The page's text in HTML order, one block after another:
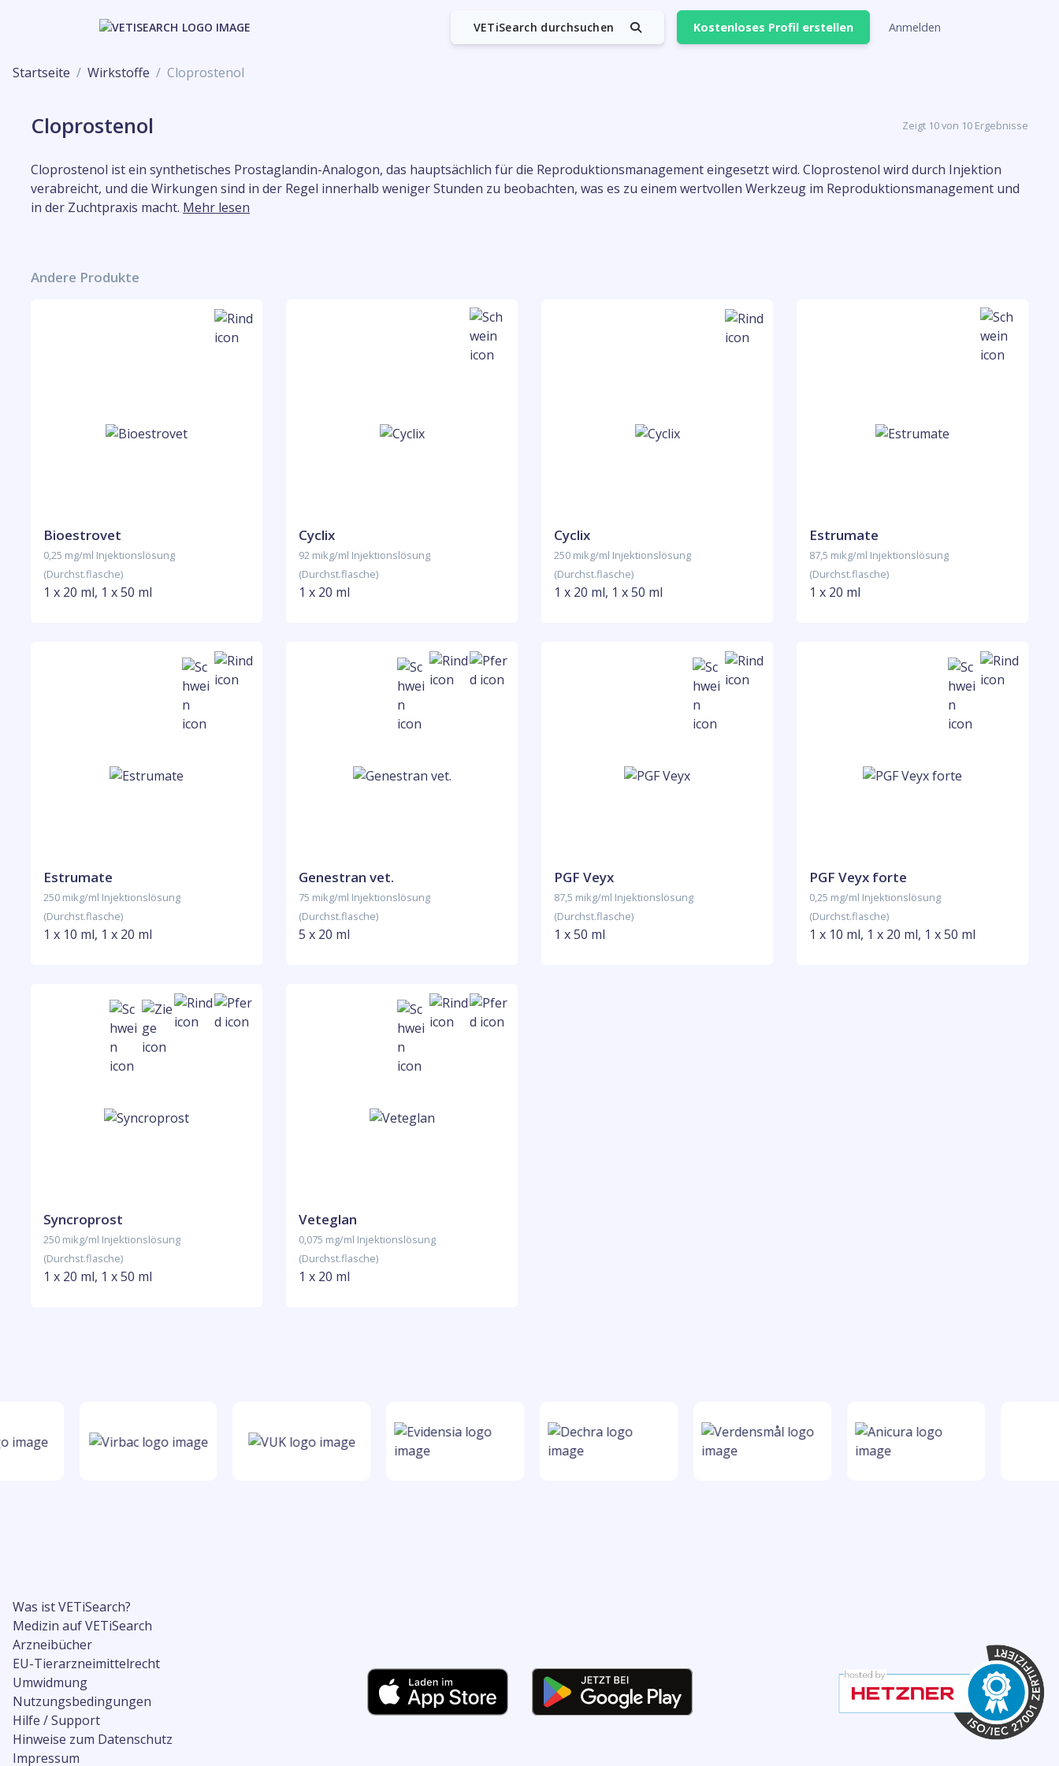
VETiSearch durchsuchen Kostenloses Profil erstellen Anmelden
Startseite Wirkstoffe Cloprostenol
Cloprostenol Zeigt 10 von 10 Ergebnisse
Cloprostenol ist ein synthetisches Prostaglandin-Analogon, das hauptsächlich für die Reproduktionsmanagement eingesetzt wird. Cloprostenol wird durch Injektion
verabreicht, und die Wirkungen sind in der Regel innerhalb weniger Stunden zu beobachten, was es zu einem wertvollen Werkzeug im Reproduktionsmanagement und
in der Zuchtpraxis macht. Mehr lesen
Andere Produkte
Bioestrovet
0,25 mg/ml Injektionslösung
(Durchst.flasche)
1 x 20 ml, 1 x 50 ml
Cyclix
92 mikg/ml Injektionslösung
(Durchst.flasche)
1 x 20 ml
Cyclix
250 mikg/ml Injektionslösung
(Durchst.flasche)
1 x 20 ml, 1 x 50 ml
Estrumate
87,5 mikg/ml Injektionslösung
(Durchst.flasche)
1 x 20 ml
Estrumate
250 mikg/ml Injektionslösung
(Durchst.flasche)
1 x 10 ml, 1 x 20 ml
Genestran vet.
75 mikg/ml Injektionslösung
(Durchst.flasche)
5 x 20 ml
PGF Veyx
87,5 mikg/ml Injektionslösung
(Durchst.flasche)
1 x 50 ml
PGF Veyx forte
0,25 mg/ml Injektionslösung
(Durchst.flasche)
1 x 10 ml, 1 x 20 ml, 1 x 50 ml
Syncroprost
250 mikg/ml Injektionslösung
(Durchst.flasche)
1 x 20 ml, 1 x 50 ml
Veteglan
0,075 mg/ml Injektionslösung
(Durchst.flasche)
1 x 20 ml
Was ist VETiSearch?
Medizin auf VETiSearch
Arzneibücher
EU-Tierarzneimittelrecht
Umwidmung
Nutzungsbedingungen
Hilfe / Support
Hinweise zum Datenschutz
Impressum